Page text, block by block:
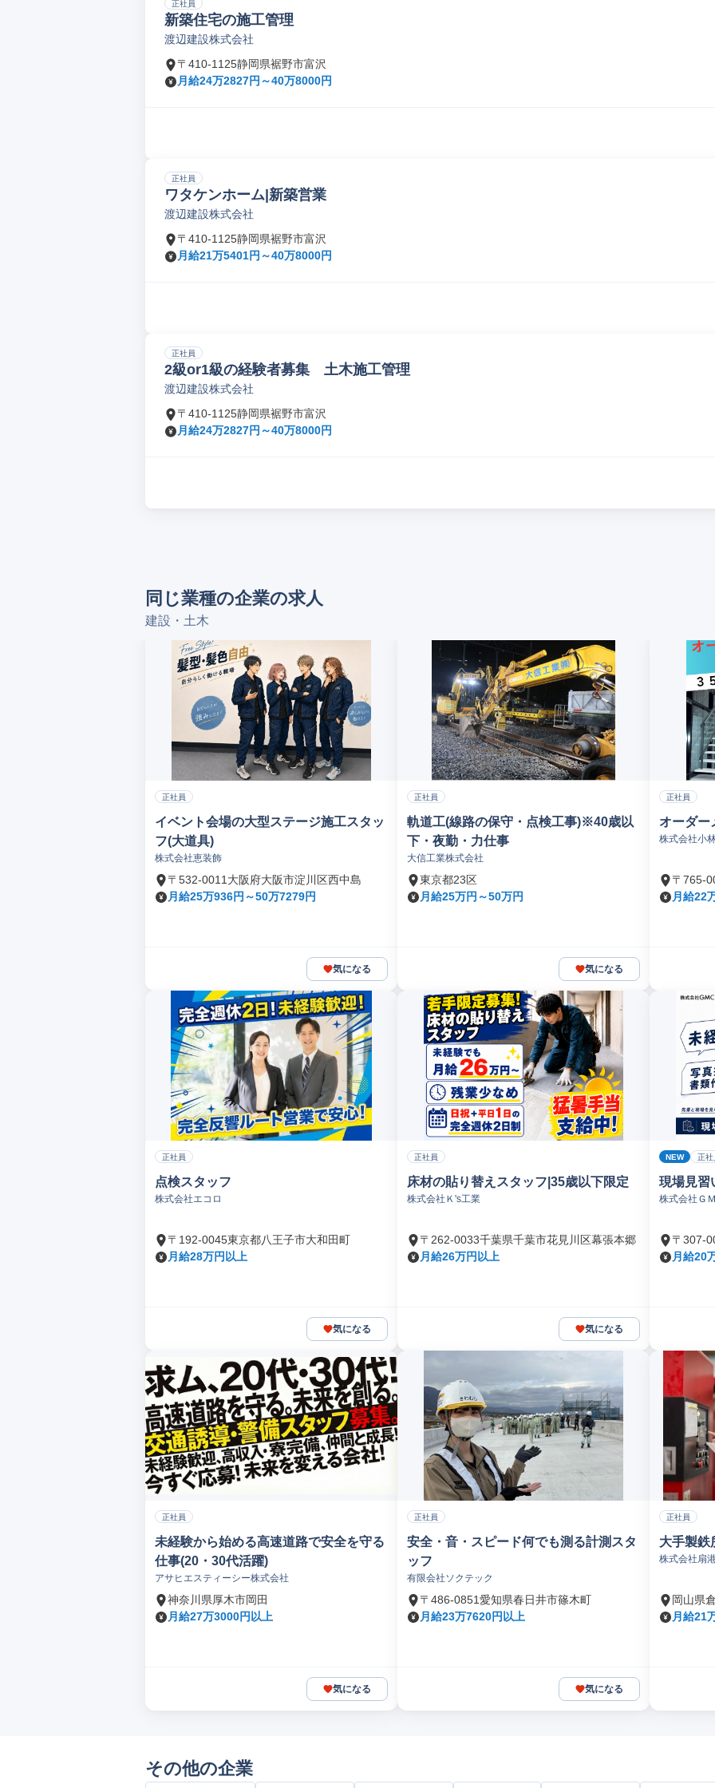
正社員
新築住宅の施工管理
渡辺建設株式会社
〒410-1125静岡県裾野市富沢
月給24万2827円～40万8000円
正社員
ワタケンホーム|新築営業
渡辺建設株式会社
〒410-1125静岡県裾野市富沢
月給21万5401円～40万8000円
正社員
2級or1級の経験者募集 土木施工管理
渡辺建設株式会社
〒410-1125静岡県裾野市富沢
月給24万2827円～40万8000円
同じ業種の企業の求人
建設・土木
正社員
イベント会場の大型ステージ施工スタッ
フ(大道具)
株式会社恵装飾
〒532-0011大阪府大阪市淀川区西中島
月給25万936円～50万7279円
気になる
正社員
軌道工(線路の保守・点検工事)※40歳以
下・夜勤・力仕事
大信工業株式会社
東京都23区
月給25万円～50万円
気になる
正社員
オーダー
株式会社小
〒765-
月給22
正社員
点検スタッフ
株式会社エコロ
〒192-0045東京都八王子市大和田町
月給28万円以上
気になる
正社員
床材の貼り替えスタッフ|35歳以下限定
株式会社Ｋ's工業
〒262-0033千葉県千葉市花見川区幕張本郷
月給26万円以上
気になる
NEW 正社
現場見習
株式会社Ｇ
〒307-
月給20
正社員
未経験から始める高速道路で安全を守る
仕事(20・30代活躍)
アサヒエスティーシー株式会社
神奈川県厚木市岡田
月給27万3000円以上
気になる
正社員
安全・音・スピード何でも測る計測スタ
ッフ
有限会社ソクテック
〒486-0851愛知県春日井市篠木町
月給23万7620円以上
気になる
正社員
大手製鉄
株式会社扇
岡山県
月給21
その他の企業